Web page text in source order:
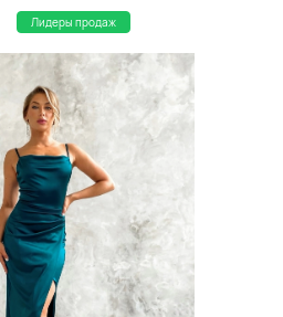
Лидеры продаж